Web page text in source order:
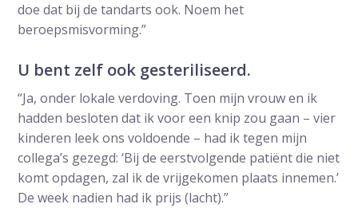
doe dat bij de tandarts ook. Noem het
beroepsmisvorming.”
U bent zelf ook gesteriliseerd.
“Ja, onder lokale verdoving. Toen mijn vrouw en ik
hadden besloten dat ik voor een knip zou gaan – vier
kinderen leek ons voldoende – had ik tegen mijn
collega’s gezegd: ‘Bij de eerstvolgende patiënt die niet
komt opdagen, zal ik de vrijgekomen plaats innemen.’
De week nadien had ik prijs (lacht).”